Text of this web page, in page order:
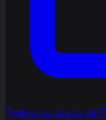
Todos os Jogos de